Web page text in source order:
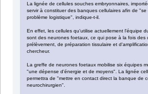
La lignée de cellules souches embryonnaires,
servir à constituer des banques cellulaires afin de "se
problème logistique", indique-t-il.
En effet, les cellules qu'utilise actuellement l'équipe
sont des neurones foetaux, ce qui pose à la fois des
prélèvement, de préparation tissulaire et
chercheur.
La greffe de neurones foetaux mobilise six équipes
"une dépense d'énergie et de moyens". La lignée
permettra de "mettre en contact direct la banque de
neurochirurgien".